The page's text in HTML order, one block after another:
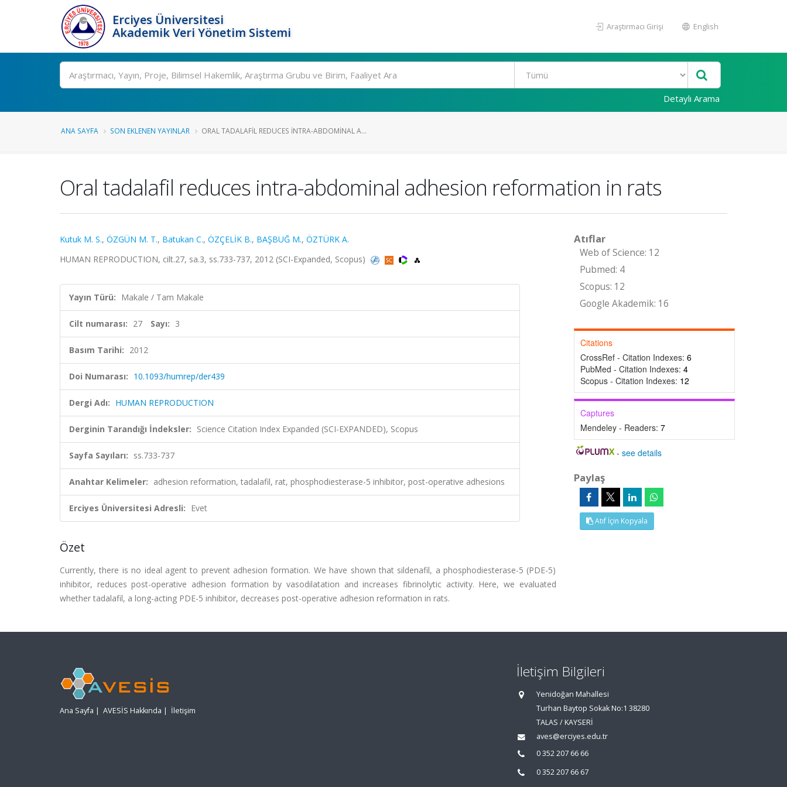
Erciyes Üniversitesi
Akademik Veri Yönetim Sistemi
Araştırmacı Girişi English
Ara
Detaylı Arama
ANA SAYFA SON EKLENEN YAYINLAR ORAL TADALAFIL REDUCES INTRA-ABDOMINAL A...
Oral tadalafil reduces intra-abdominal adhesion reformation in rats
Kutuk M. S., ÖZGÜN M. T., Batukan C., ÖZÇELİK B., BAŞBUĞ M., ÖZTÜRK A.
HUMAN REPRODUCTION, cilt.27, sa.3, ss.733-737, 2012 (SCI-Expanded, Scopus)
Yayın Türü: Makale / Tam Makale
Cilt numarası: 27 Sayı: 3
Basım Tarihi: 2012
Doi Numarası: 10.1093/humrep/der439
Dergi Adı: HUMAN REPRODUCTION
Derginin Tarandığı İndeksler: Science Citation Index Expanded (SCI-EXPANDED), Scopus
Sayfa Sayıları: ss.733-737
Anahtar Kelimeler: adhesion reformation, tadalafil, rat, phosphodiesterase-5 inhibitor, post-operative adhesions
Erciyes Üniversitesi Adresli: Evet
Özet
Currently, there is no ideal agent to prevent adhesion formation. We have shown that sildenafil, a phosphodiesterase-5 (PDE-5)
inhibitor, reduces post-operative adhesion formation by vasodilatation and increases fibrinolytic activity. Here, we evaluated
whether tadalafil, a long-acting PDE-5 inhibitor, decreases post-operative adhesion reformation in rats.
Atıflar
Web of Science: 12
Pubmed: 4
Scopus: 12
Google Akademik: 16
Citations
CrossRef - Citation Indexes: 6
PubMed - Citation Indexes: 4
Scopus - Citation Indexes: 12
Captures
Mendeley - Readers: 7
-see details
Paylaş
Atıf İçin Kopyala
Ana Sayfa | AVESİS Hakkında | İletişim
İletişim Bilgileri
Yenidoğan Mahallesi
Turhan Baytop Sokak No:1 38280
TALAS / KAYSERİ
aves@erciyes.edu.tr
0 352 207 66 66
0 352 207 66 67